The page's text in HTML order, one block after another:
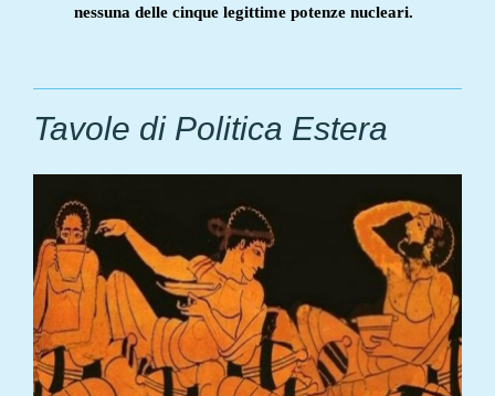
nessuna delle cinque legittime potenze nucleari.
Tavole di Politica Estera